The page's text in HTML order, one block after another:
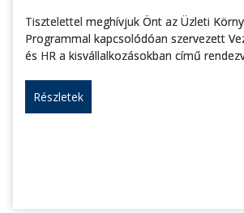
Tisztelettel meghívjuk Önt az Üzleti
Programmal kapcsolódóan szervezett
és HR a kisvállalkozásokban című
Részletek